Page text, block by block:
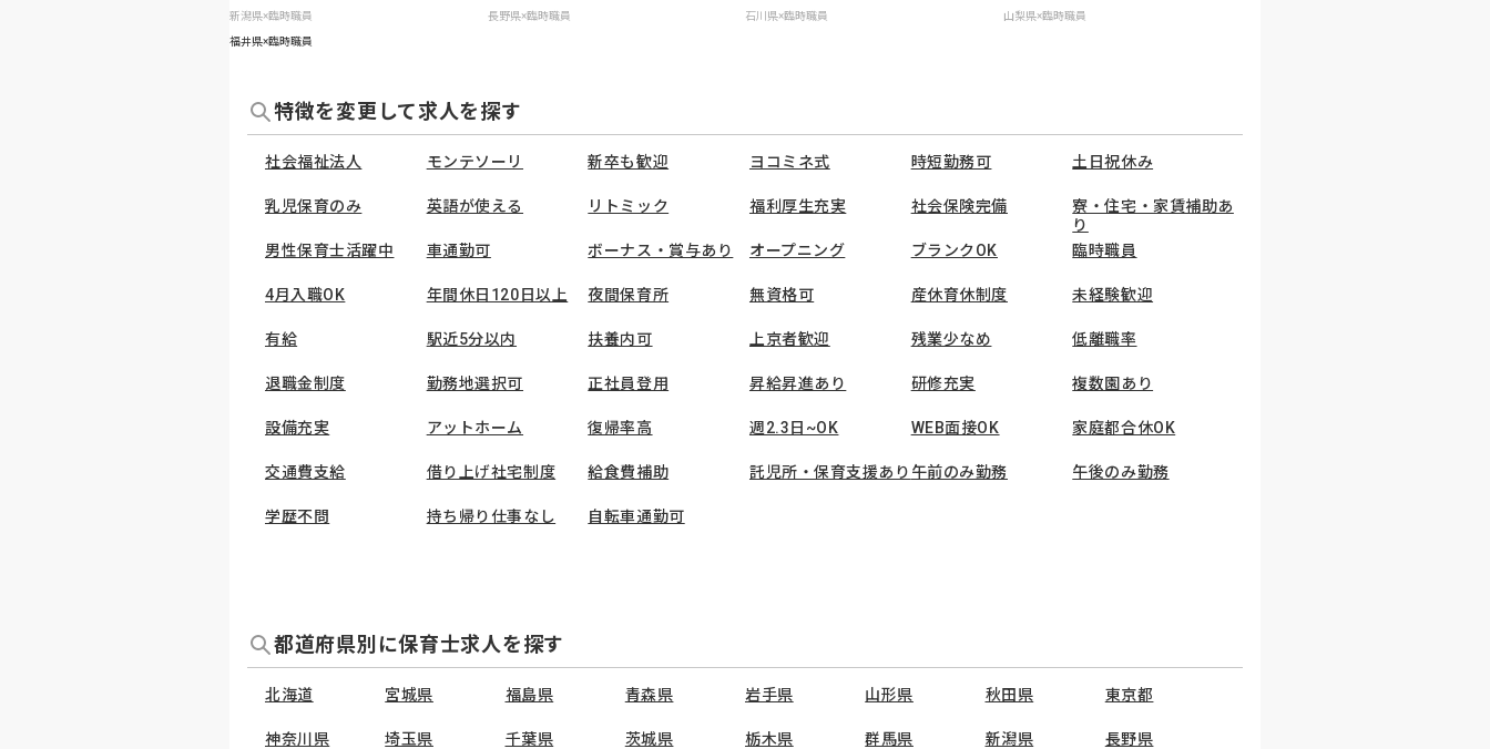
新潟県×臨時職員 長野県×臨時職員 石川県×臨時職員 山梨県×臨時職員
福井県×臨時職員
特徴を変更して求人を探す
社会福祉法人 モンテソーリ 新卒も歓迎 ヨコミネ式 時短勤務可 土日祝休み
乳児保育のみ 英語が使える リトミック 福利厚生充実 社会保険完備
寮・住宅・家賃補助あ
り
男性保育士活躍中
車通勤可 ボーナス・賞与あり オープニング ブランクOK 臨時職員
4月入職OK 年間休日120日以上 夜間保育所 無資格可 産休育休制度 未経験歓迎
有給 駅近5分以内 扶養内可 上京者歓迎 残業少なめ 低離職率
退職金制度 勤務地選択可 正社員登用 昇給昇進あり 研修充実 複数園あり
設備充実 アットホーム 復帰率高 週2.3日~OK WEB面接OK 家庭都合休OK
交通費支給 借り上げ社宅制度 給食費補助 託児所・保育支援あり 午前のみ勤務 午後のみ勤務
学歴不問 持ち帰り仕事なし 自転車通勤可
都道府県別に保育士求人を探す
北海道 宮城県 福島県 青森県 岩手県 山形県 秋田県 東京都
神奈川県 埼玉県 千葉県 茨城県 栃木県 群馬県 新潟県 長野県